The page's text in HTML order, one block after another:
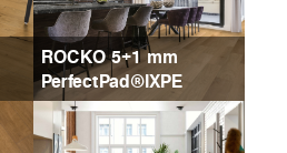
ROCKO 5+1 mm
PerfectPad®IXPE